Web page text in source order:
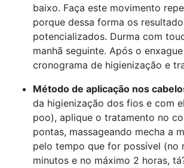
baixo. Faça este movimento
porque dessa forma os
potencializados. Durma com
manhã seguinte. Após o
cronograma de higienização e
Método de aplicação nos
da higienização dos fios e com
poo), aplique o tratamento no
pontas, massageando mecha a
pelo tempo que for possível (no
minutos e no máximo 2 horas,